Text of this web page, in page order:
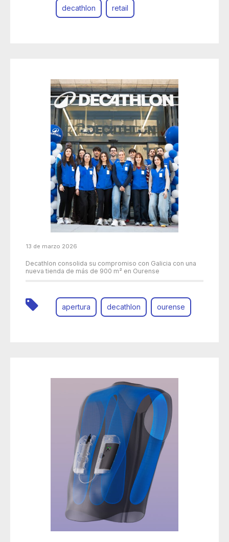
decathlon retail
13 de marzo 2026
Decathlon consolida su compromiso con Galicia con una
nueva tienda de más de 900 m² en Ourense
apertura decathlon ourense